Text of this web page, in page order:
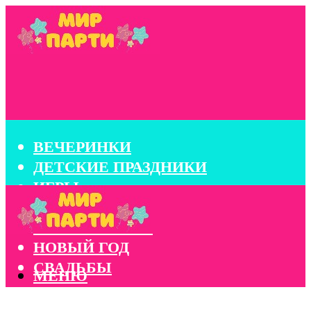
ВЕЧЕРИНКИ
ДЕТСКИЕ ПРАЗДНИКИ
ИГРЫ
КОНКУРСЫ
КОРПОРАТИВЫ
НОВЫЙ ГОД
СВАДЬБЫ
МЕНЮ